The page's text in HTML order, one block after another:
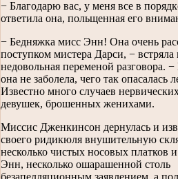
− Благодарю вас, у меня все в
ответила она, польщенная его
− Бедняжка мисс Энн! Она очень
поступком мистера Дарси, −
недовольная переменой разговора.
она не заболела, чего так опасалась
Известно много случаев
девушек, брошенных женихами.
Миссис Дженкинсон дернулась и
своего ридикюля внушительную
несколько чистых носовых платков
Энн, несколько ошарашенной столь
безапелляционным заявлением, а